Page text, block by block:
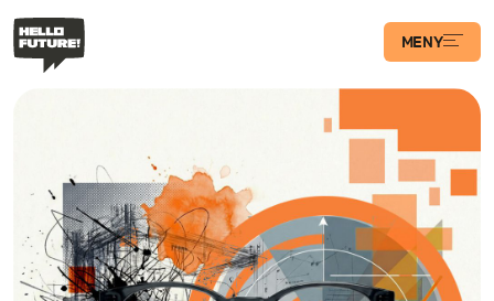
MENY
Case
Transformations­
podden